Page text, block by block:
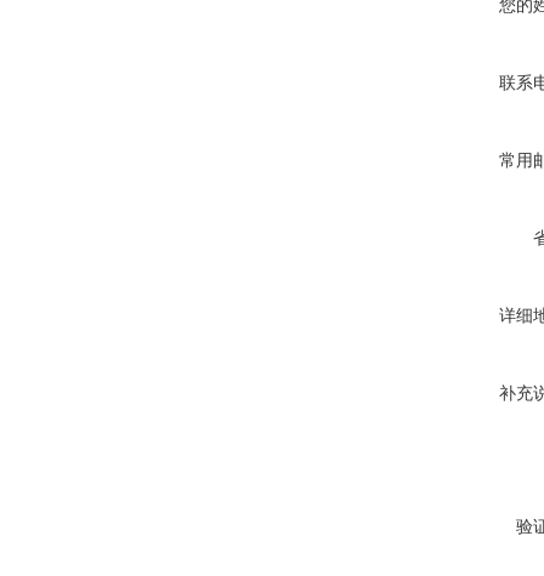
您的
联系
常用
详细
补充
验